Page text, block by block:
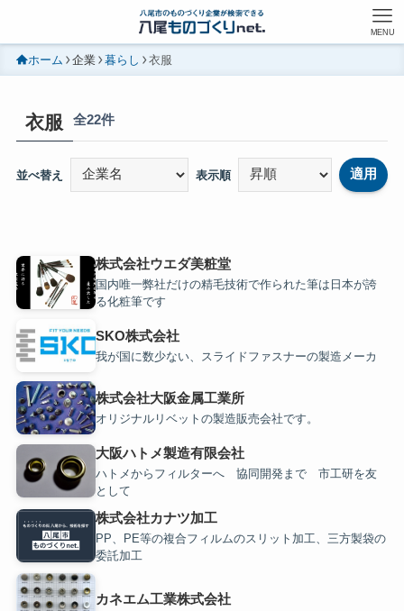
MENU
ホーム 企業 暮らし 衣服
衣服 全22件
並べ替え 表示順 適用
株式会社ウエダ美粧堂
国内唯一弊社だけの精毛技術で作られた筆は日本が誇
る化粧筆です
SKO株式会社
我が国に数少ない、スライドファスナーの製造メーカ
株式会社大阪金属工業所
オリジナルリベットの製造販売会社です。
大阪ハトメ製造有限会社
ハトメからフィルターへ 協同開発まで 市工研を友
として
株式会社カナツ加工
PP、PE等の複合フィルムのスリット加工、三方製袋の
委託加工
カネエム工業株式会社